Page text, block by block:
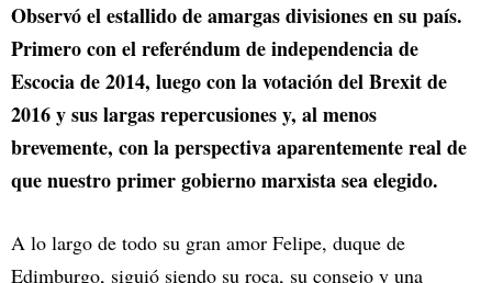
Observó el estallido de amargas divisiones en su país.
Primero con el referéndum de independencia de
Escocia de 2014, luego con la votación del Brexit de
2016 y sus largas repercusiones y, al menos
brevemente, con la perspectiva aparentemente real de
que nuestro primer gobierno marxista sea elegido.
A lo largo de todo su gran amor Felipe, duque de
Edimburgo, siguió siendo su roca, su consejo y una